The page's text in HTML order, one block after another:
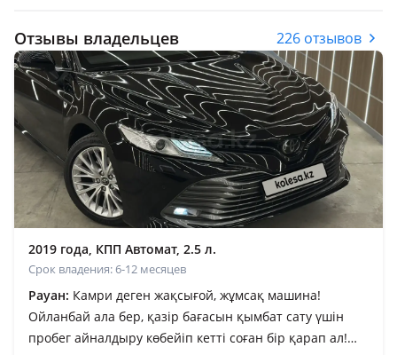
Отзывы владельцев 226 отзывов
2019 года, КПП Автомат, 2.5 л.
Срок владения: 6-12 месяцев
Рауан: Камри деген жақсығой, жұмсақ машина!
Ойланбай ала бер, қазір бағасын қымбат сату үшін
пробег айналдыру көбейіп кетті соған бір қарап ал!